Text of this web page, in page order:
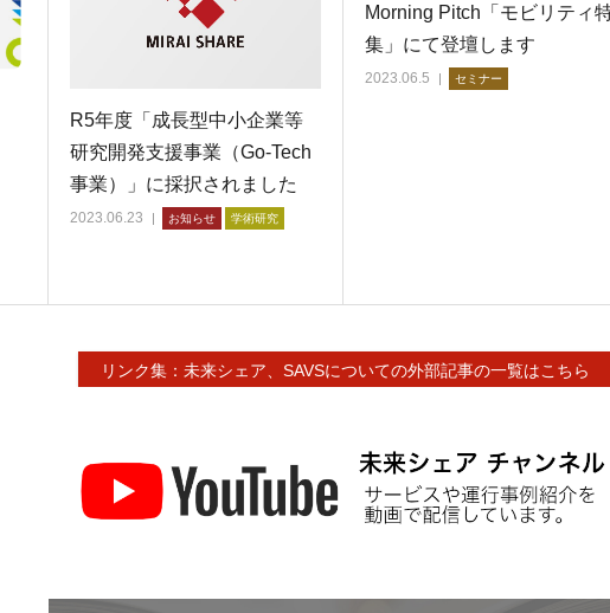
R5年度「成長型中小企業等
研究開発支援事業（Go-Tech
事業）」に採択されました
2023.06.23 お知らせ 学術研究
Morning Pitch「モビリティ
集」にて登壇します
2023.06.5 セミナー
リンク集：未来シェア、SAVSについての外部記事の一覧はこちら